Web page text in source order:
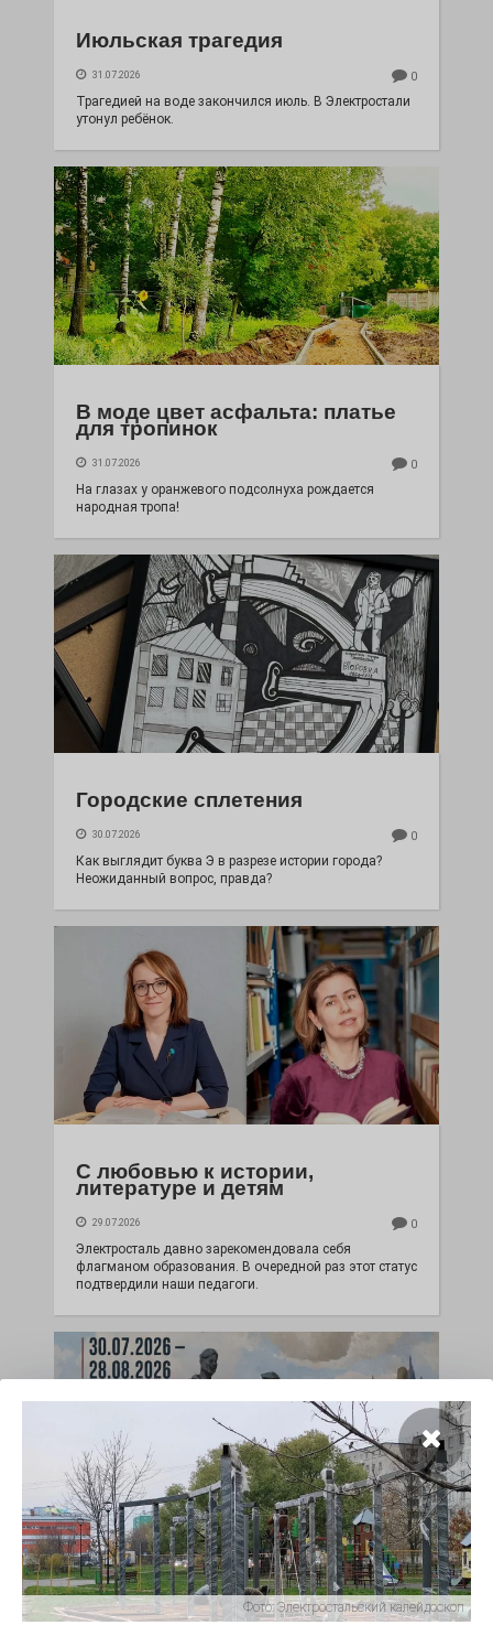
Июльская трагедия
31.07.2026 0
Трагедией на воде закончился июль. В Электростали
утонул ребёнок.
В моде цвет асфальта: платье
для тропинок
31.07.2026 0
На глазах у оранжевого подсолнуха рождается
народная тропа!
Городские сплетения
30.07.2026 0
Как выглядит буква Э в разрезе истории города?
Неожиданный вопрос, правда?
С любовью к истории,
литературе и детям
29.07.2026 0
Электросталь давно зарекомендовала себя
флагманом образования. В очередной раз этот статус
подтвердили наши педагоги.
Чувство Родины — одно на
всех
Фото: Электростальский калейдоскоп